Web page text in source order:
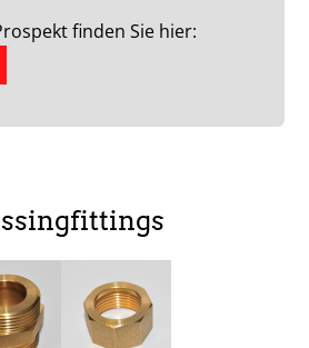
finden Sie hier: